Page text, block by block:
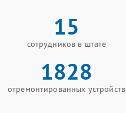
15
сотрудников в штате
1828
отремонтированных устройств